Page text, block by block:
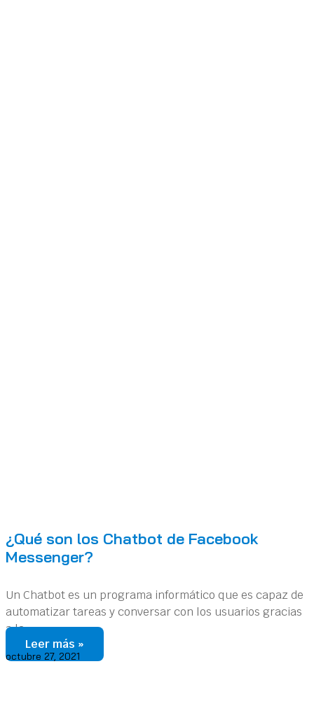
¿Qué son los Chatbot de Facebook
Messenger?
Un Chatbot es un programa informático que es capaz de
automatizar tareas y conversar con los usuarios gracias
a la
Leer más »
octubre 27, 2021